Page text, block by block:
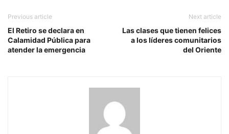
Previous article
El Retiro se declara en
Calamidad Pública para
atender la emergencia
Next article
Las clases que tienen felices
a los líderes comunitarios
del Oriente